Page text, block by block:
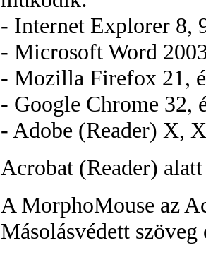
- Internet Explorer 8,
- Microsoft Word
- Mozilla Firefox 21,
- Google Chrome 32,
- Adobe (Reader) X,
Acrobat (Reader)
A MorphoMouse az
Másolásvédett